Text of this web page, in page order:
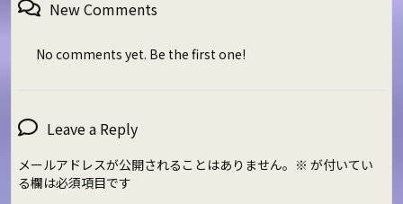
New Comments
No comments yet. Be the first one!
Leave a Reply
メールアドレスが公開されることはありません。 ※ が付いてい
る欄は必須項目です